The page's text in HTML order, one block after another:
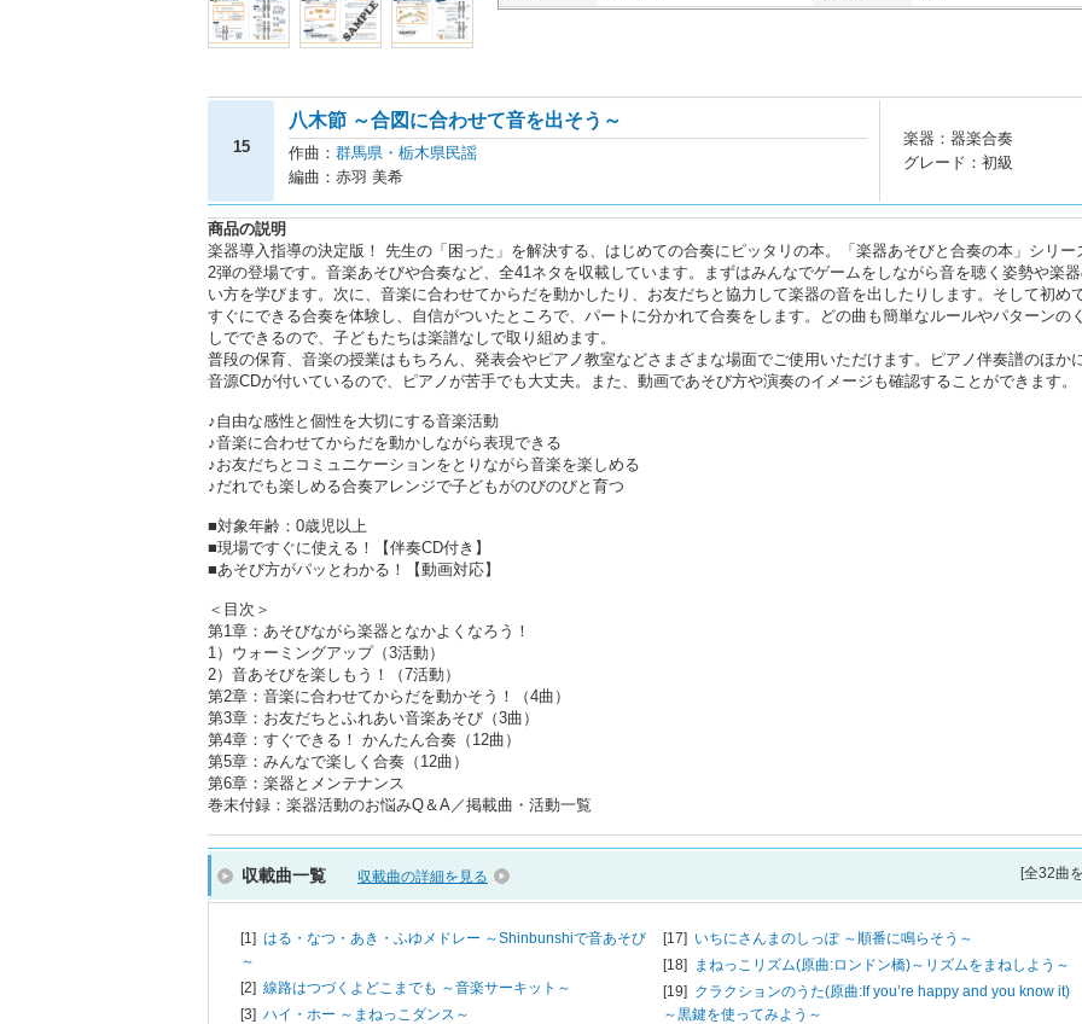
15
八木節 ～合図に合わせて音を出そう～
作曲： 群馬県・栃木県民謡
編曲：赤羽 美希
楽器：器楽合奏
グレード：初級
商品の説明
楽器導入指導の決定版！ 先生の「困った」を解決する、はじめての合奏にピッタリの本。「楽器あそびと合奏の本」シリー
2弾の登場です。音楽あそびや合奏など、全41ネタを収載しています。まずはみんなでゲームをしながら音を聴く姿勢や楽
い方を学びます。次に、音楽に合わせてからだを動かしたり、お友だちと協力して楽器の音を出したりします。そして初め
すぐにできる合奏を体験し、自信がついたところで、パートに分かれて合奏をします。どの曲も簡単なルールやパターンの
しでできるので、子どもたちは楽譜なしで取り組めます。
普段の保育、音楽の授業はもちろん、発表会やピアノ教室などさまざまな場面でご使用いただけます。ピアノ伴奏譜のほか
音源CDが付いているので、ピアノが苦手でも大丈夫。また、動画であそび方や演奏のイメージも確認することができます。
♪自由な感性と個性を大切にする音楽活動
♪音楽に合わせてからだを動かしながら表現できる
♪お友だちとコミュニケーションをとりながら音楽を楽しめる
♪だれでも楽しめる合奏アレンジで子どもがのびのびと育つ
■対象年齢：0歳児以上
■現場ですぐに使える！【伴奏CD付き】
■あそび方がパッとわかる！【動画対応】
＜目次＞
第1章：あそびながら楽器となかよくなろう！
1）ウォーミングアップ（3活動）
2）音あそびを楽しもう！（7活動）
第2章：音楽に合わせてからだを動かそう！（4曲）
第3章：お友だちとふれあい音楽あそび（3曲）
第4章：すぐできる！ かんたん合奏（12曲）
第5章：みんなで楽しく合奏（12曲）
第6章：楽器とメンテナンス
巻末付録：楽器活動のお悩みQ＆A／掲載曲・活動一覧
収載曲一覧 収載曲の詳細を見る [全32曲
[1] はる・なつ・あき・ふゆメドレー ～Shinbunshiで音あそび
～
[2] 線路はつづくよどこまでも ～音楽サーキット～
[3] ハイ・ホー ～まねっこダンス～
[17] いちにさんまのしっぽ ～順番に鳴らそう～
[18] まねっこリズム(原曲:ロンドン橋)～リズムをまねしよう～
[19] クラクションのうた(原曲:If you’re happy and you know it)
～黒鍵を使ってみよう～